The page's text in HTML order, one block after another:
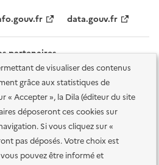
de visualiser des contenus
grâce aux statistiques de
« Accepter », la Dila (éditeur du site
déposeront ces cookies sur
Si vous cliquez sur «
pas déposés. Votre choix est
pouvez être informé et
data.gouv.fr
partenaires
conforme
Accessibilité des
Données personnelles et sécurité